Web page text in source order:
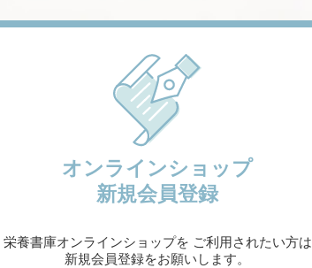
オンラインショップ
新規会員登録
栄養書庫オンラインショップを ご利用されたい方は
新規会員登録をお願いします。